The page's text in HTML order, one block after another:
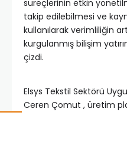
süreçlerinin etkin
takip edilebilmesi ve
kullanılarak verimliliğin
kurgulanmış bilişim
çizdi.
Elsys Tekstil Sektörü
Ceren Çomut , üretim